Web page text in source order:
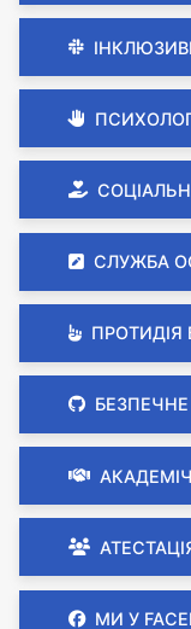
СЛУЖБА
ПРОТИДІЯ
МИ У